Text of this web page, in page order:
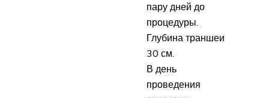
пару дней до
процедуры.
Глубина траншеи
30 см.
В день
проведения